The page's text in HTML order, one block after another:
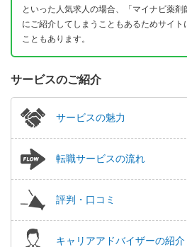
といった人気求人の場合、「マイナビ薬
にご紹介してしまうこともあるためサイ
こともあります。
サービスのご紹介
サービスの魅力
転職サービスの流れ
評判・口コミ
キャリアアドバイザーの紹介